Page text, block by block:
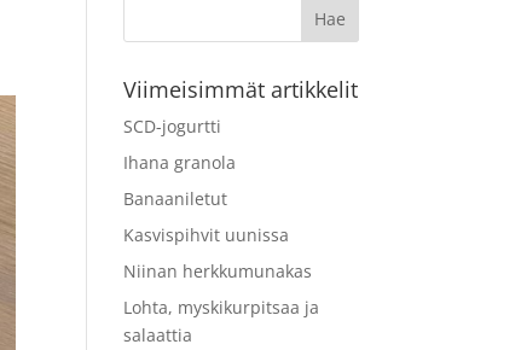
Viimeisimmät artikkelit
SCD-jogurtti
Ihana granola
Banaaniletut
Kasvispihvit uunissa
Niinan herkkumunakas
Lohta, myskikurpitsaa ja
salaattia